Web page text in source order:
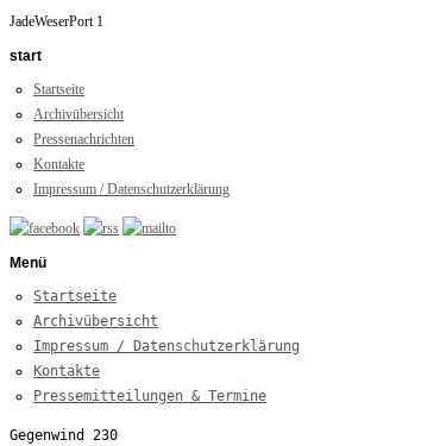
JadeWeserPort 1
start
Startseite
Archivübersicht
Pressenachrichten
Kontakte
Impressum / Datenschutzerklärung
Menü
Startseite
Archivübersicht
Impressum / Datenschutzerklärung
Kontakte
Pressemitteilungen & Termine
Gegenwind 230